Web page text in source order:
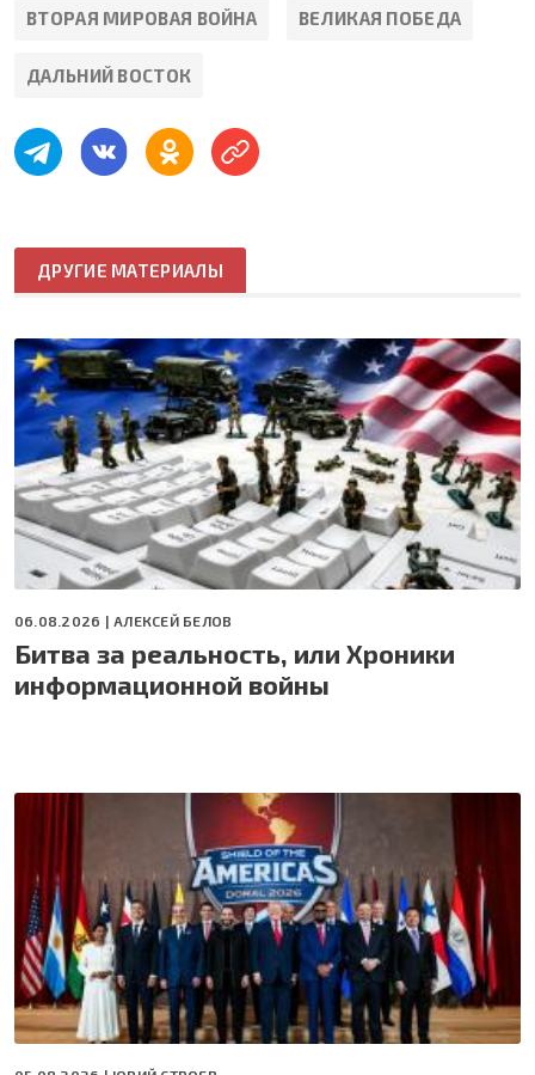
ВТОРАЯ МИРОВАЯ ВОЙНА ВЕЛИКАЯ ПОБЕДА
ДАЛЬНИЙ ВОСТОК
ДРУГИЕ МАТЕРИАЛЫ
06.08.2026 |АЛЕКСЕЙ БЕЛОВ
Битва за реальность, или Хроники
информационной войны